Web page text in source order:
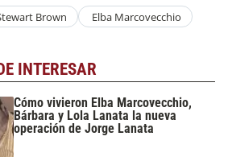
Brown Elba Marcovecchio
INTERESAR
Cómo vivieron Elba Marcovecchio,
Bárbara y Lola Lanata la nueva
operación de Jorge Lanata